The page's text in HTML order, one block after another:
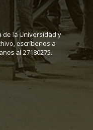
de la Universidad y
escríbenos a
al 27180275.